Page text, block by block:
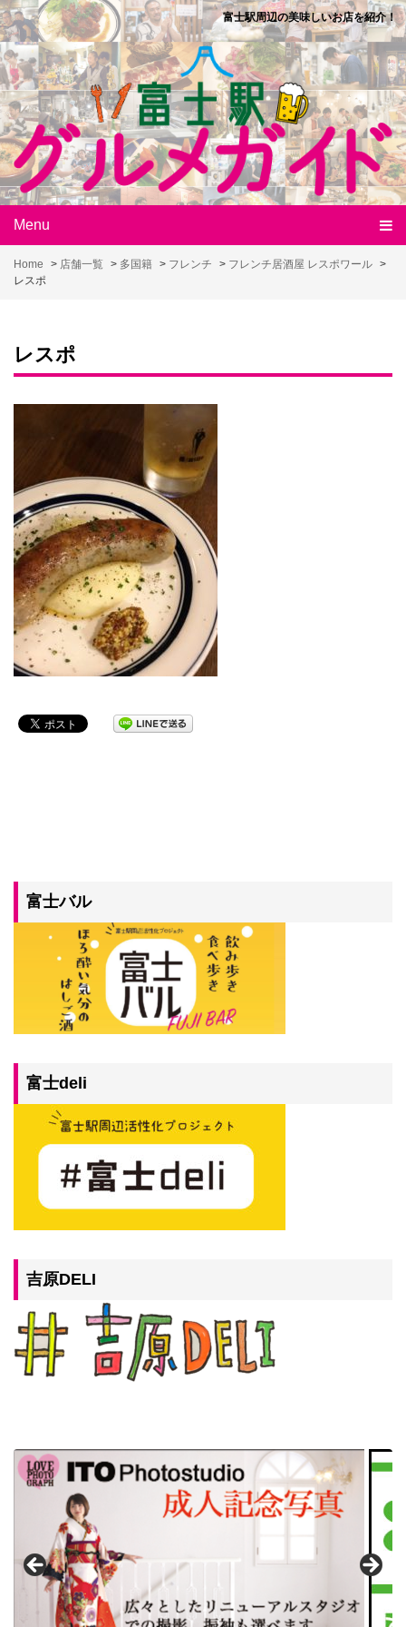
Skip
to
content
富士駅周辺の美味しいお店を紹介！
Menu
Home > 店舗一覧 > 多国籍 > フレンチ > フレンチ居酒屋 レスポワール >
レスポ
レスポ
富士バル
富士deli
吉原DELI